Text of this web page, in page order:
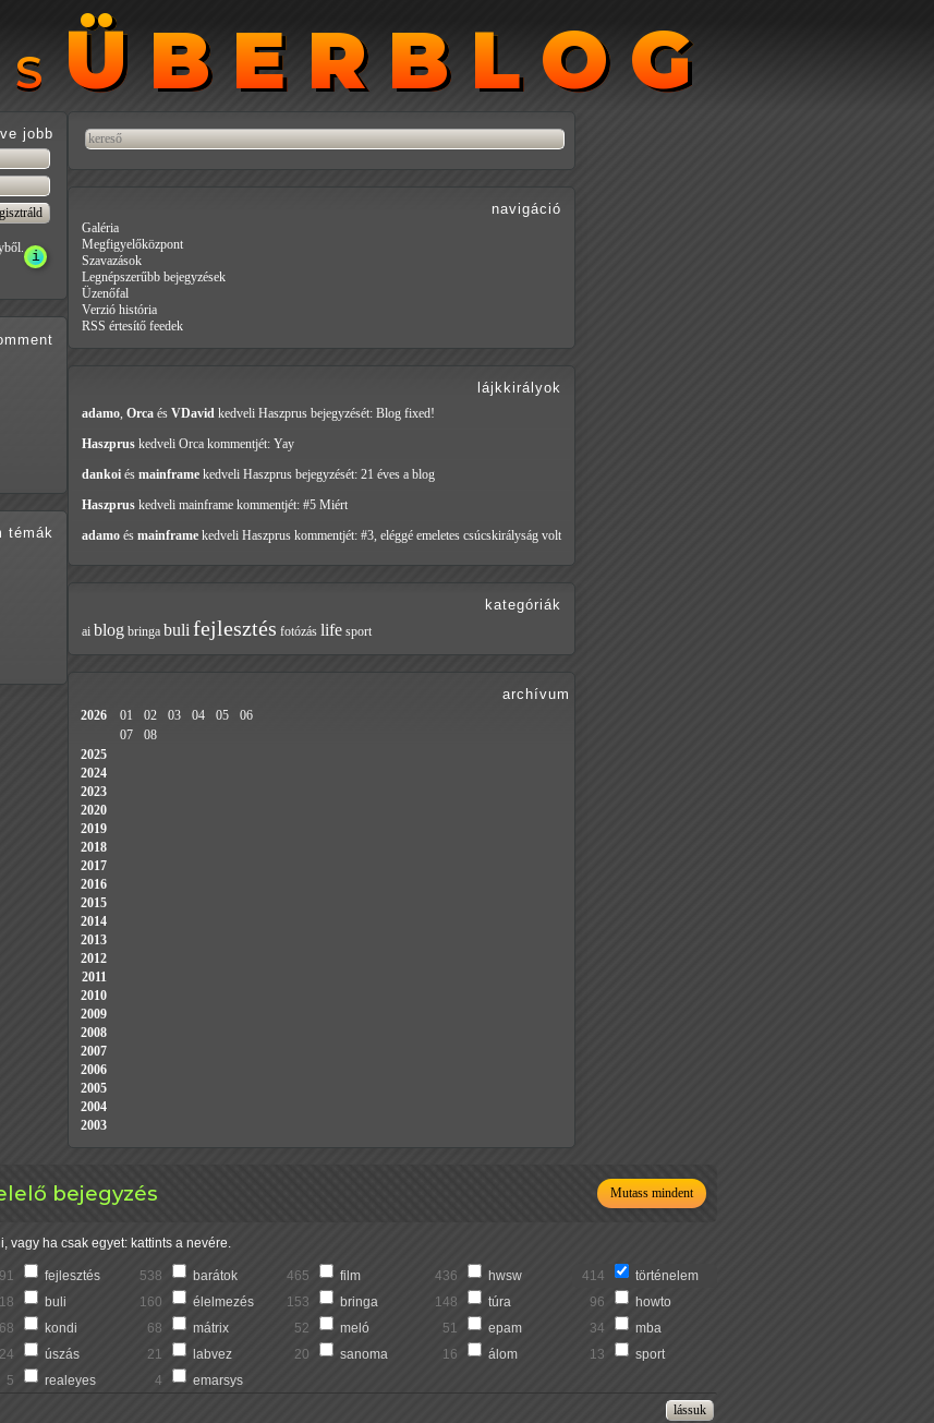
ÜBERBLOG
ÜBERBLOG
bejegyzés Mutass mindent
vagy ha csak egyet: kattints a nevére.
fejlesztés 538 barátok 465 film 436 hwsw 414
történelem
buli 160 élelmezés 153 bringa 148 túra 96
howto
68 kondi 68 mátrix 52 meló 51 epam 34
mba
24 úszás 21 labvez 20 sanoma 16 álom 13
sport
5 realeyes 4
emarsys
jobb
témák
navigáció
Galéria
Megfigyelőközpont
Szavazások
Legnépszerűbb bejegyzések
Üzenőfal
Verzió história
RSS értesítő feedek
lájkkirályok
adamo, Orca és VDavid kedveli Haszprus bejegyzését: Blog fixed!
Haszprus kedveli Orca kommentjét: Yay
dankoi és mainframe kedveli Haszprus bejegyzését: 21 éves a blog
Haszprus kedveli mainframe kommentjét: #5 Miért
adamo és mainframe kedveli Haszprus kommentjét: #3, eléggé emeletes csúcskirályság volt
kategóriák
ai blog bringa buli fejlesztés fotózás life sport
archívum
2026 01 02 03 04 05
06
07
08
2025
2024
2023
2020
2019
2018
2017
2016
2015
2014
2013
2012
2011
2010
2009
2008
2007
2006
2005
2004
2003